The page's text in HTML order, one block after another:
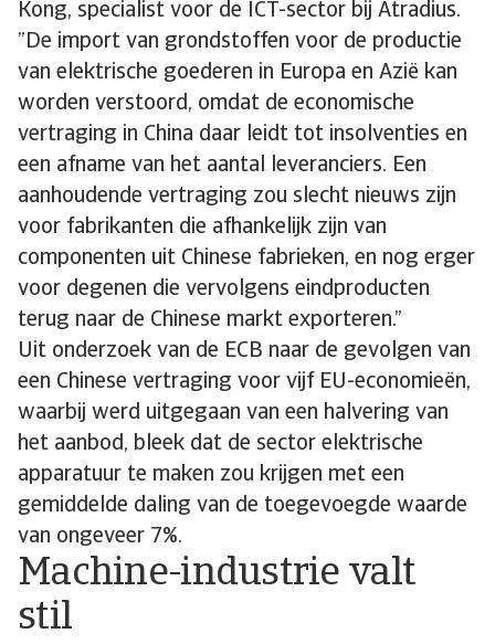
Kong, specialist voor de ICT-sector bij Atradius.
”De import van grondstoffen voor de productie
van elektrische goederen in Europa en Azië kan
worden verstoord, omdat de economische
vertraging in China daar leidt tot insolventies en
een afname van het aantal leveranciers. Een
aanhoudende vertraging zou slecht nieuws zijn
voor fabrikanten die afhankelijk zijn van
componenten uit Chinese fabrieken, en nog erger
voor degenen die vervolgens eindproducten
terug naar de Chinese markt exporteren.”
Uit onderzoek van de ECB naar de gevolgen van
een Chinese vertraging voor vijf EU-economieën,
waarbij werd uitgegaan van een halvering van
het aanbod, bleek dat de sector elektrische
apparatuur te maken zou krijgen met een
gemiddelde daling van de toegevoegde waarde
van ongeveer 7%.
Machine-industrie valt
stil